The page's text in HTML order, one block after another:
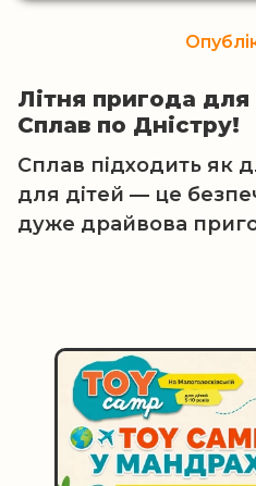
Літня пригода для
Сплав по Дністру!
Сплав підходить як
для дітей — це
дуже драйвова